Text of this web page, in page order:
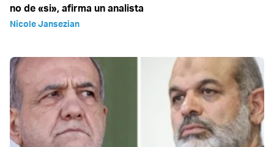
no de «si», afirma un analista
Nicole Jansezian